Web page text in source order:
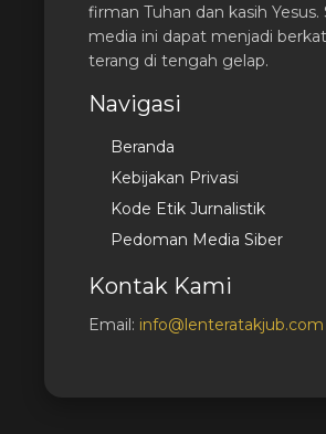
firman Tuhan dan kasih Yesus.
media ini dapat menjadi
terang di tengah gelap.
Navigasi
Beranda
Kebijakan Privasi
Kode Etik Jurnalistik
Pedoman Media Siber
Kontak Kami
Email: info@lenteratakjub.com